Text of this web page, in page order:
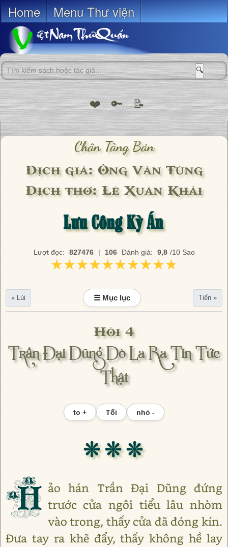
Home Menu Thư viện
🔍
❤️ 🔑 📝
Chân Tàng Bản
Dịch giả: Ông Văn Tùng
Dịch thơ: Lê Xuân Khải
Lưu Công Kỳ Án
Lượt đọc: 827476 | 106 Đánh giá: 9,8 /10 Sao
★★★★★★★★★★
★★★★★★★★★★
« Lùi ☰ Mục lục Tiến »
Hồi 4
Trần Đại Dũng Dò La Ra Tin Tức
Thật
to + Tối nhỏ -
❊ ❊ ❊
H ảo hán Trần Đại Dũng đứng
trước cửa ngôi tiểu lâu nhòm
vào trong, thấy cửa đã đóng kín.
Đưa tay ra khẽ đẩy, thấy không hề lay